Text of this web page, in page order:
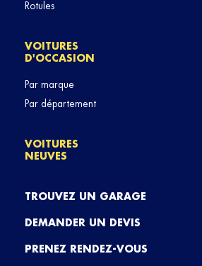
Rotules
VOITURES
D'OCCASION
Par marque
Par département
VOITURES
NEUVES
TROUVEZ UN GARAGE
DEMANDER UN DEVIS
PRENEZ RENDEZ-VOUS